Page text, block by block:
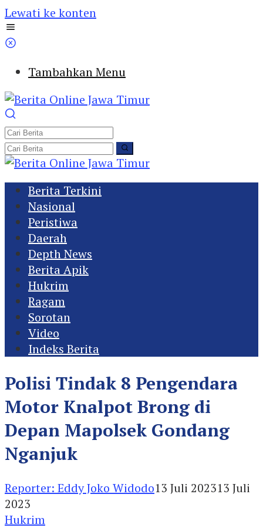
Lewati ke konten
Tambahkan Menu
Berita Terkini
Nasional
Peristiwa
Daerah
Depth News
Berita Apik
Hukrim
Ragam
Sorotan
Video
Indeks Berita
Polisi Tindak 8 Pengendara
Motor Knalpot Brong di
Depan Mapolsek Gondang
Nganjuk
Reporter: Eddy Joko Widodo13 Juli 202313 Juli
2023
Hukrim